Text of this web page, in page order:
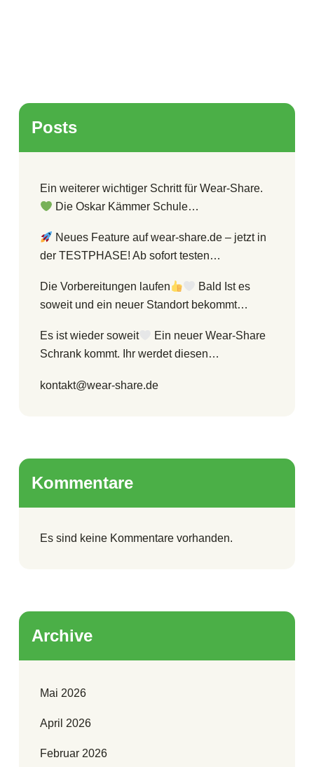
Posts
Ein weiterer wichtiger Schritt für Wear-Share.
Die Oskar Kämmer Schule…
Neues Feature auf wear-share.de – jetzt in
der TESTPHASE! Ab sofort testen…
Die Vorbereitungen laufen
Bald Ist es
soweit und ein neuer Standort bekommt…
Es ist wieder soweit
Ein neuer Wear-Share
Schrank kommt. Ihr werdet diesen…
kontakt@wear-share.de
Kommentare
Es sind keine Kommentare vorhanden.
Archive
Mai 2026
April 2026
Februar 2026